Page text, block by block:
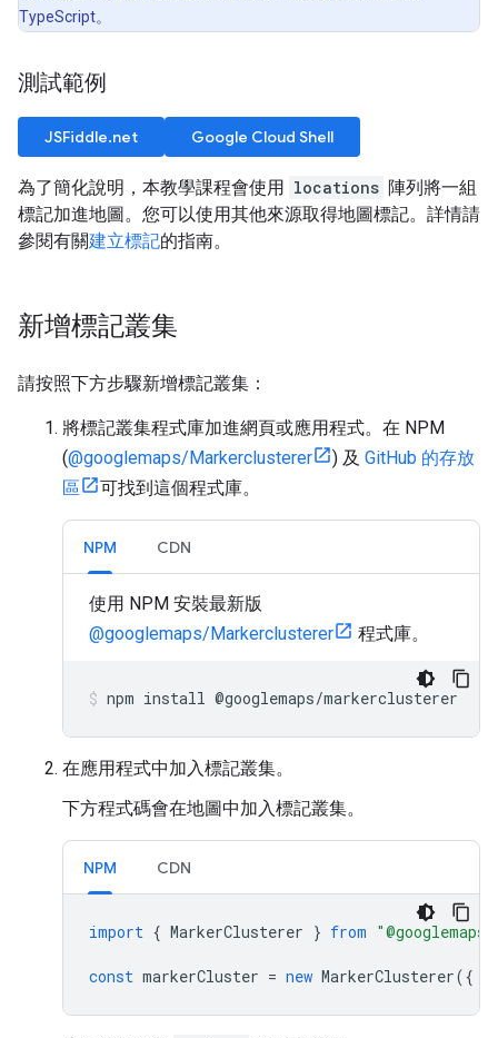
TypeScript。
測試範例
JSFiddle.net Google Cloud Shell
為了簡化說明，本教學課程會使用 locations 陣列將一組
標記加進地圖。您可以使用其他來源取得地圖標記。詳情請
參閱有關建立標記的指南。
新增標記叢集
請按照下方步驟新增標記叢集：
將標記叢集程式庫加進網頁或應用程式。在 NPM
(@googlemaps/Markerclusterer ) 及 GitHub 的存放
區
可找到這個程式庫。
NPM CDN
使用 NPM 安裝最新版
@googlemaps/Markerclusterer
程式庫。
npm install @googlemaps/markerclusterer
在應用程式中加入標記叢集。
下方程式碼會在地圖中加入標記叢集。
NPM CDN
import { MarkerClusterer } from
const markerCluster = new MarkerClusterer({